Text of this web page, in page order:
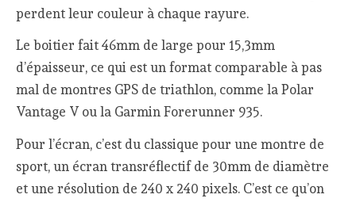
perdent leur couleur à chaque rayure.
Le boitier fait 46mm de large pour 15,3mm
d’épaisseur, ce qui est un format comparable à pas
mal de montres GPS de triathlon, comme la Polar
Vantage V ou la Garmin Forerunner 935.
Pour l’écran, c’est du classique pour une montre de
sport, un écran transréflectif de 30mm de diamètre
et une résolution de 240 x 240 pixels. C’est ce qu’on